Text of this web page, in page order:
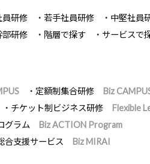
員研修 若手社員研修
中堅社員
部研修 階層で探す サービスで
定額制集合研修
Biz
チケット制ビジネス研修
Flexible
グラム
Biz ACTION Program
合支援サービス
Biz MIRAI